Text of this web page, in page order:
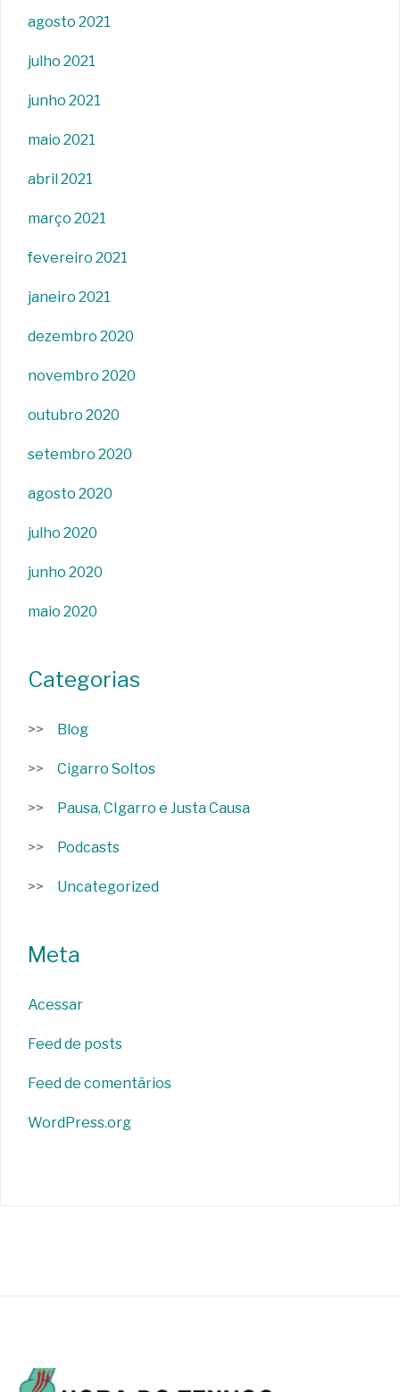
agosto 2021
julho 2021
junho 2021
maio 2021
abril 2021
março 2021
fevereiro 2021
janeiro 2021
dezembro 2020
novembro 2020
outubro 2020
setembro 2020
agosto 2020
julho 2020
junho 2020
maio 2020
Categorias
Blog
Cigarro Soltos
Pausa, CIgarro e Justa Causa
Podcasts
Uncategorized
Meta
Acessar
Feed de posts
Feed de comentários
WordPress.org